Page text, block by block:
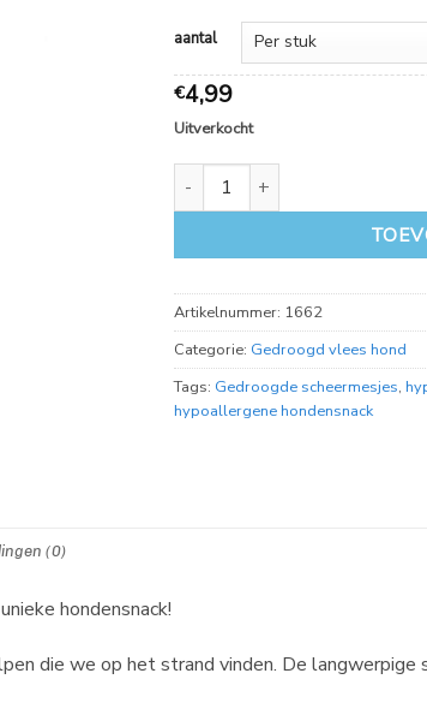
aantal
€4,99
Uitverkocht
Gedroogde scheermesjes vlees
Artikelnummer: 1662
Categorie: Gedroogd vlees hond
Tags: Gedroogde scheermesjes,
hypoallergene hondensnack
(0)
hondensnack!
die we op het strand vinden. De